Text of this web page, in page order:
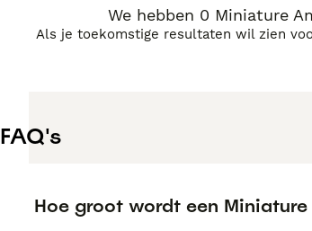
rond de 12 tot 15 jaar.We hebben 0 Miniature
Als je toekomstige resultaten wil zien
FAQ's
Hoe groot wordt een